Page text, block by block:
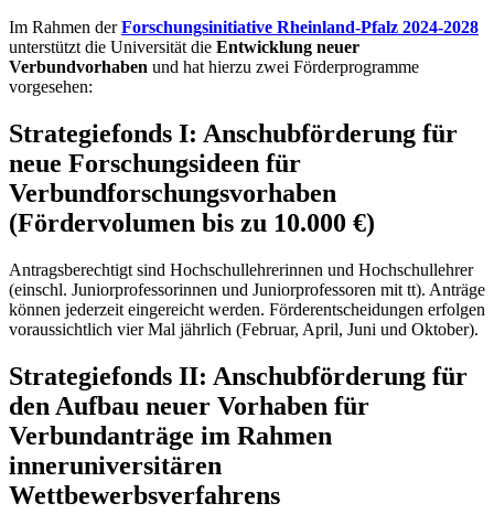
Im Rahmen derForschungsinitiative Rheinland-Pfalz 2024-2028
unterstützt die Universität die Entwicklung neuer
Verbundvorhaben und hat hierzu zwei Förderprogramme
vorgesehen:
Strategiefonds I: Anschubförderung für
neue Forschungsideen für
Verbundforschungsvorhaben
(Fördervolumen bis zu 10.000 €)
Antragsberechtigt sind Hochschullehrerinnen und Hochschullehrer
(einschl. Juniorprofessorinnen und Juniorprofessoren mit tt). Anträge
können jederzeit eingereicht werden. Förderent­scheidungen erfolgen
voraussichtlich vier Mal jährlich (Februar, April, Juni und Oktober).
Strategiefonds II: Anschubförderung für
den Aufbau neuer Vorhaben für
Verbundanträge im Rahmen
inneruniversitären
Wettbewerbsverfahrens